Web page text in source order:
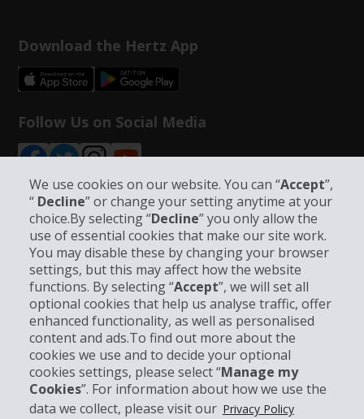
We use cookies on our website. You can “Accept”,
“ Decline” or change your setting anytime at your
choice.By selecting “Decline” you only allow the
use of essential cookies that make our site work.
You may disable these by changing your browser
settings, but this may affect how the website
functions. By selecting “Accept”, we will set all
optional cookies that help us analyse traffic, offer
enhanced functionality, as well as personalised
content and ads.To find out more about the
cookies we use and to decide your optional
cookies settings, please select “Manage my
Cookies”. For information about how we use the
data we collect, please visit our Privacy Policy
Download the Hertz App
Follow Us on Social Media
Info su Hertz
Business
Customer Service
Prenota con Hertz